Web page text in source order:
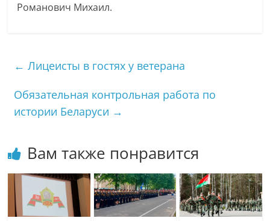
Романович Михаил.
← Лицеисты в гостях у ветерана
Обязательная контрольная работа по
истории Беларуси →
Вам также понравится